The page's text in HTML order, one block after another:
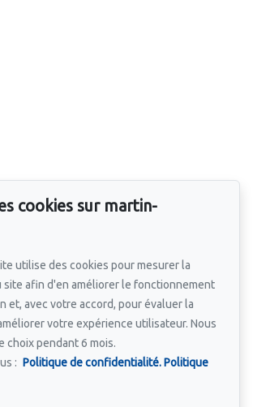
un courriel
!
cookies sur martin-
utilise des cookies pour mesurer la
afin d'en améliorer le fonctionnement
et, avec votre accord, pour évaluer la
votre expérience utilisateur. Nous
choix pendant 6 mois.
: Politique de confidentialité.Politique